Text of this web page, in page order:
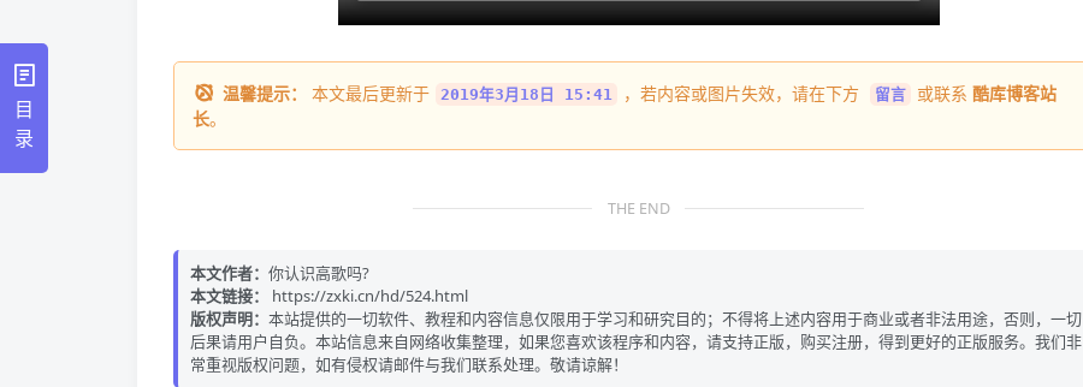
温馨提示： 本文最后更新于 2019年3月18日 15:41 ，若内容或图片失效，请在下方 留言 或联系 酷库博客站
长。
THE END
本文作者： 你认识高歌吗?
本文链接：
https://zxki.cn/hd/524.html
版权声明： 本站提供的一切软件、教程和内容信息仅限用于学习和研究目的；不得将上述内容用于商业或者非法用途，否则，一切
后果请用户自负。本站信息来自网络收集整理，如果您喜欢该程序和内容，请支持正版，购买注册，得到更好的正版服务。我们非
常重视版权问题，如有侵权请邮件与我们联系处理。敬请谅解！
目
录